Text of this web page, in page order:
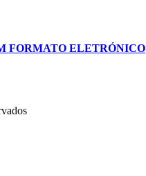
FORMATO ELETRÓNICO